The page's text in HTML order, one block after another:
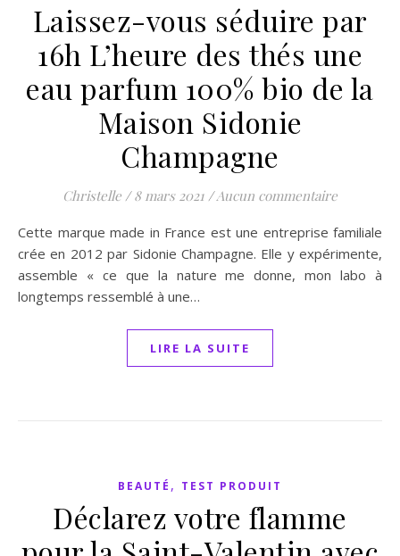
Laissez-vous séduire par
16h L’heure des thés une
eau parfum 100% bio de la
Maison Sidonie
Champagne
Christelle / 8 mars 2021 /Aucun commentaire
Cette marque made in France est une entreprise familiale
crée en 2012 par Sidonie Champagne. Elle y expérimente,
assemble « ce que la nature me donne, mon labo à
longtemps ressemblé à une…
LIRE LA SUITE
BEAUTÉ , TEST PRODUIT
Déclarez votre flamme